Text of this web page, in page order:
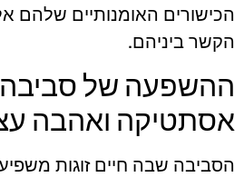
הכישורים האומנותיים שלהם
הקשר ביניהם.
ההשפעה של
אסתטיקה ואהבה
הסביבה שבה חיים זוגות